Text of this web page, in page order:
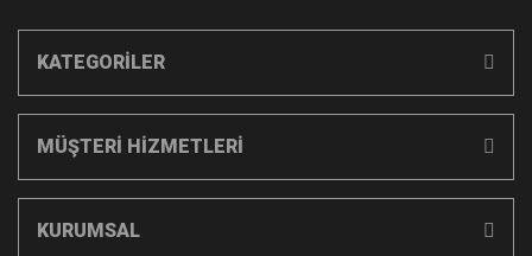
KATEGORİLER
MÜŞTERİ HİZMETLERİ
KURUMSAL